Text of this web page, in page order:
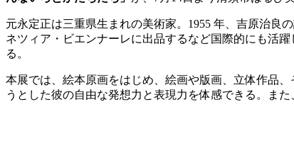
元永定正は三重県生まれの美術家。1955 年、吉原治良
ネツィア・ビエンナーレに出品するなど国際的にも活
る。
本展では、絵本原画をはじめ、絵画や版画、立体作品
うとした彼の自由な発想力と表現力を体感できる。ま